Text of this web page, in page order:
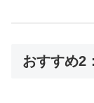
おすすめ2：